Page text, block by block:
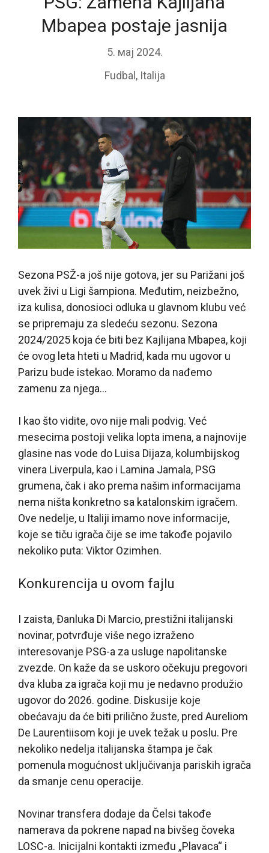
Mbapea postaje jasnija
5. мај 2024.
Fudbal , Italija
Sezona PSŽ-a još nije gotova, jer su Parižani još
uvek živi u Ligi šampiona. Međutim, neizbežno,
iza kulisa, donosioci odluka u glavnom klubu već
se pripremaju za sledeću sezonu. Sezona
2024/2025 koja će biti bez Kajlijana Mbapea, koji
će ovog leta hteti u Madrid, kada mu ugovor u
Parizu bude istekao. Moramo da nađemo
zamenu za njega…
I kao što vidite, ovo nije mali podvig. Već
mesecima postoji velika lopta imena, a najnovije
glasine nas vode do Luisa Dijaza, kolumbijskog
vinera Liverpula, kao i Lamina Jamala, PSG
grumena, čak i ako prema našim informacijama
nema ništa konkretno sa katalonskim igračem.
Ove nedelje, u Italiji imamo nove informacije,
koje se tiču igrača čije se ime takođe pojavilo
nekoliko puta: Viktor Ozimhen.
Konkurencija u ovom fajlu
I zaista, Đanluka Di Marcio, prestižni italijanski
novinar, potvrđuje više nego izraženo
interesovanje PSG-a za usluge napolitanske
zvezde. On kaže da se uskoro očekuju pregovori
dva kluba za igrača koji mu je nedavno produžio
ugovor do 2026. godine. Diskusije koje
obećavaju da će biti prilično žuste, pred Aureliom
De Laurentiisom koji je uvek težak u poslu. Pre
nekoliko nedelja italijanska štampa je čak
pomenula mogućnost uključivanja pariskih igrača
da smanje cenu operacije.
Novinar transfera dodaje da Čelsi takođe
namerava da pokrene napad na bivšeg čoveka
LOSC-a. Inicijalni kontakti između „Plavaca“ i